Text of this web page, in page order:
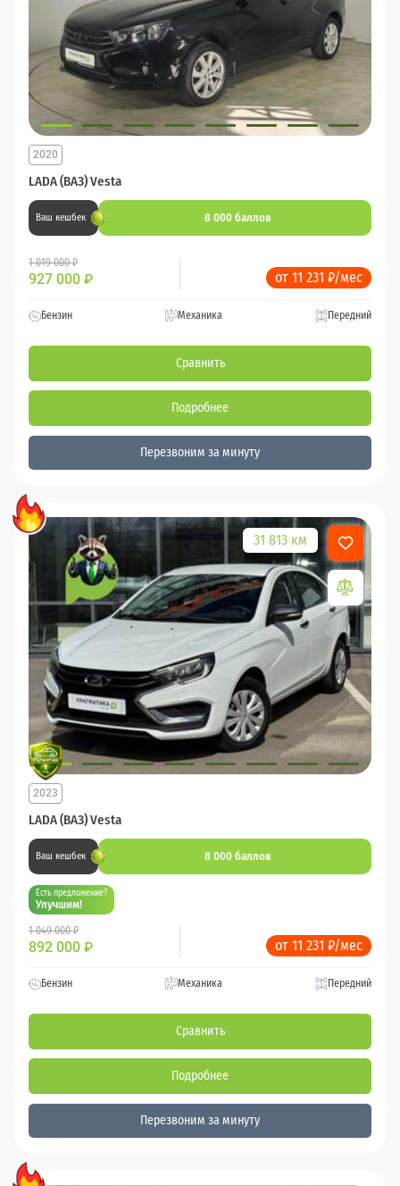
LADA (ВАЗ) Vesta
2020
Ваш кешбек 8 000 баллов
1 019 000 ₽
927 000 ₽ от 11 231 ₽/мес
Бензин Механика Передний
Сравнить
Подробнее
Перезвоним за минуту
31 813 км
LADA (ВАЗ) Vesta
2023
Ваш кешбек 8 000 баллов
Есть предложение?
Улучшим!
1 049 000 ₽
892 000 ₽ от 11 231 ₽/мес
Бензин Механика Передний
Сравнить
Подробнее
Перезвоним за минуту